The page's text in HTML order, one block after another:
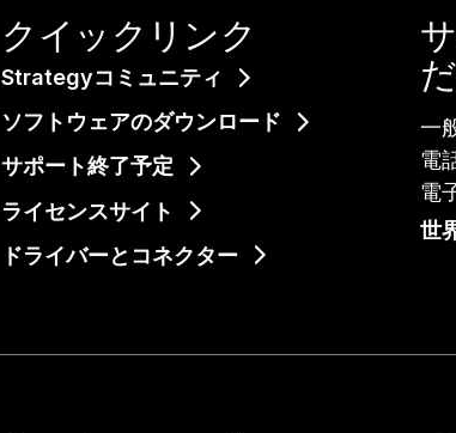
クイックリンク
Strategyコミュニティ
ソフトウェアのダウンロード
サポート終了予定​
ライセンスサイト
ドライバーとコネクター
一
電
電
世